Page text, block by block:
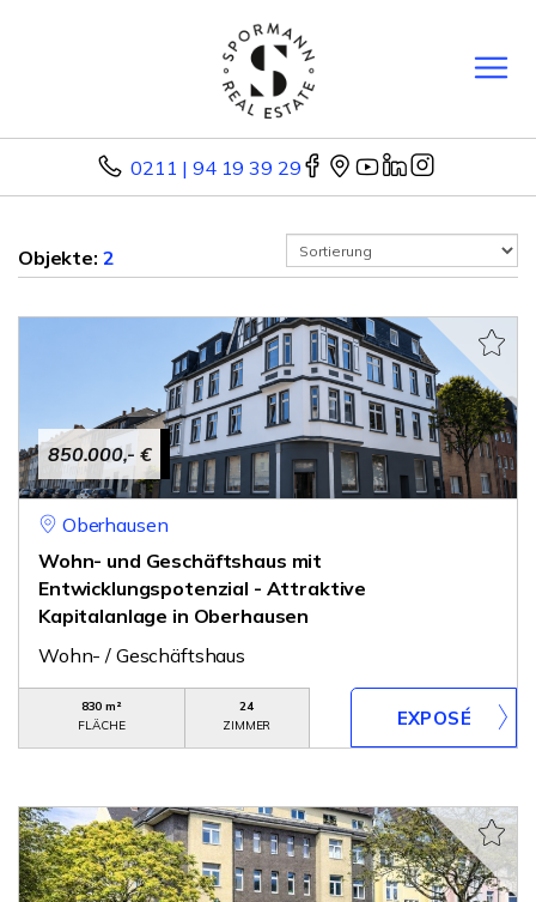
0211 | 94 19 39 29
Objekte: 2
850.000,- €
Oberhausen
Wohn- und Geschäftshaus mit
Entwicklungspotenzial - Attraktive
Kapitalanlage in Oberhausen
Wohn- / Geschäftshaus
830 m²
FLÄCHE
24
ZIMMER